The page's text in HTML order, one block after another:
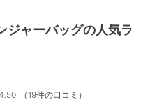
ジャーバッグの人気ラ
（ 19件の口コミ ）